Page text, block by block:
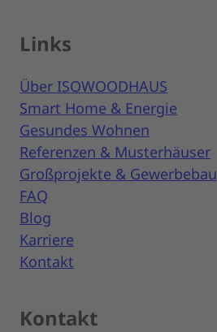
Links
Über ISOWOODHAUS
Smart Home & Energie
Gesundes Wohnen
Referenzen & Musterhäuser
Großprojekte & Gewerbebau
FAQ
Blog
Karriere
Kontakt
Kontakt